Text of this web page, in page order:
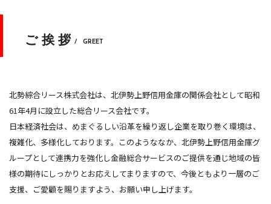
ご挨拶 / GREET
北勢綜合リース株式会社は、北伊勢上野信用金庫の関係会社として昭和
61年4月に設立した総合リース会社です。
日本経済社会は、めまぐるしい沿革を繰り返し企業を取り巻く環境は、
複雑化、多様化しております。このようななか、北伊勢上野信用金庫グ
ループとして連携力を強化し金融総合サービスのご提供を通じ地域の皆
様の期待にしっかりとお応えしてまりますので、今後ともより一層のご
支援、ご愛顧を賜りますよう、お願い申し上げます。